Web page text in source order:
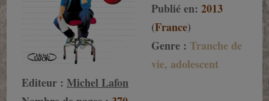
Publié en:2013
(France)
Genre :Tranche de
vie, adolescent
Editeur :Michel Lafon